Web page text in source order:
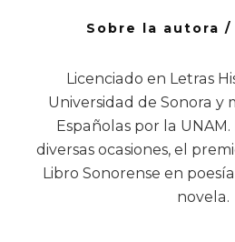
Sobre la autora
Licenciado en Letras
Universidad de Sonora y
Españolas por la
diversas ocasiones, el
Libro Sonorense en
novela.